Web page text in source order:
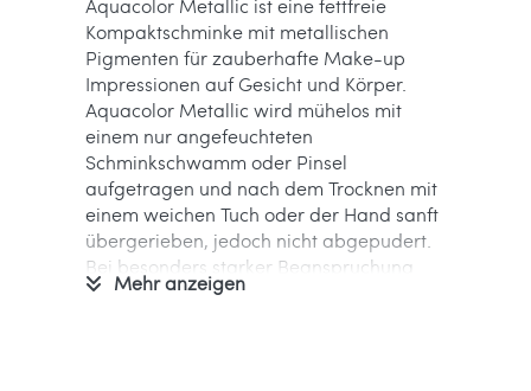
Aquacolor Metallic ist eine fettfreie
Kompaktschminke mit metallischen
Pigmenten für zauberhafte Make-up
Impressionen auf Gesicht und Körper.
Aquacolor Metallic wird mühelos mit
einem nur angefeuchteten
Schminkschwamm oder Pinsel
aufgetragen und nach dem Trocknen mit
einem weichen Tuch oder der Hand sanft
übergerieben, jedoch nicht abgepudert.
Bei besonders starker Beanspruchung
wird eine Fixierung mit Fixierspray
Mehr anzeigen